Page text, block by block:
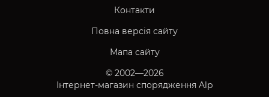
Контакти
Повна версія сайту
Мапа сайту
© 2002—2026
Інтернет-магазин спорядження Alp